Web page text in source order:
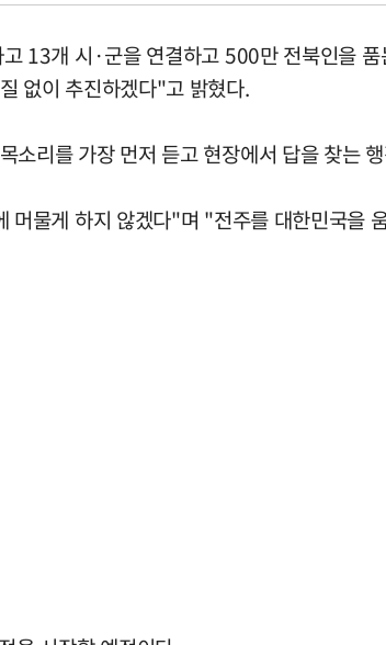
13개 시·군을 연결하고 500만 전북인을
없이 추진하겠다"고 밝혔다.
리를 가장 먼저 듣고 현장에서 답을 찾는
물게 하지 않겠다"며 "전주를 대한민국을